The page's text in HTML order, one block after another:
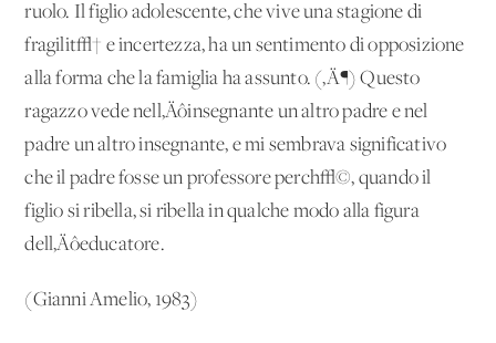
ruolo. Il figlio adolescente, che vive una stagione di
fragilit√† e incertezza, ha un sentimento di opposizione
alla forma che la famiglia ha assunto. (‚Ä¶) Questo
ragazzo vede nell‚Äôinsegnante un altro padre e nel
padre un altro insegnante, e mi sembrava significativo
che il padre fosse un professore perch√©, quando il
figlio si ribella, si ribella in qualche modo alla figura
dell‚Äôeducatore.
(Gianni Amelio, 1983)